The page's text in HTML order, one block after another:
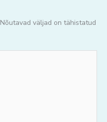
Nõutavad väljad on tähistatud